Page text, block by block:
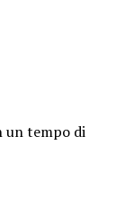
un tempo di